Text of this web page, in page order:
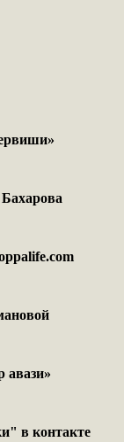
авази»
в контакте